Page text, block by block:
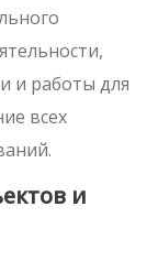
и работы для
всех
и